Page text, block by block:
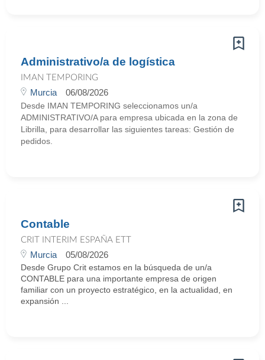
Administrativo/a de logística
IMAN TEMPORING
Murcia 06/08/2026
Desde IMAN TEMPORING seleccionamos un/a
ADMINISTRATIVO/A para empresa ubicada en la zona de
Librilla, para desarrollar las siguientes tareas: Gestión de
pedidos.
Contable
CRIT INTERIM ESPAÑA ETT
Murcia 05/08/2026
Desde Grupo Crit estamos en la búsqueda de un/a
CONTABLE para una importante empresa de origen
familiar con un proyecto estratégico, en la actualidad, en
expansión ...